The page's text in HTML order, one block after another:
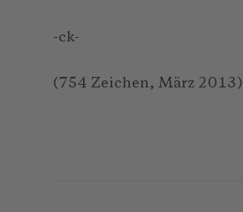
-ck-
(754 Zeichen, März 2013)